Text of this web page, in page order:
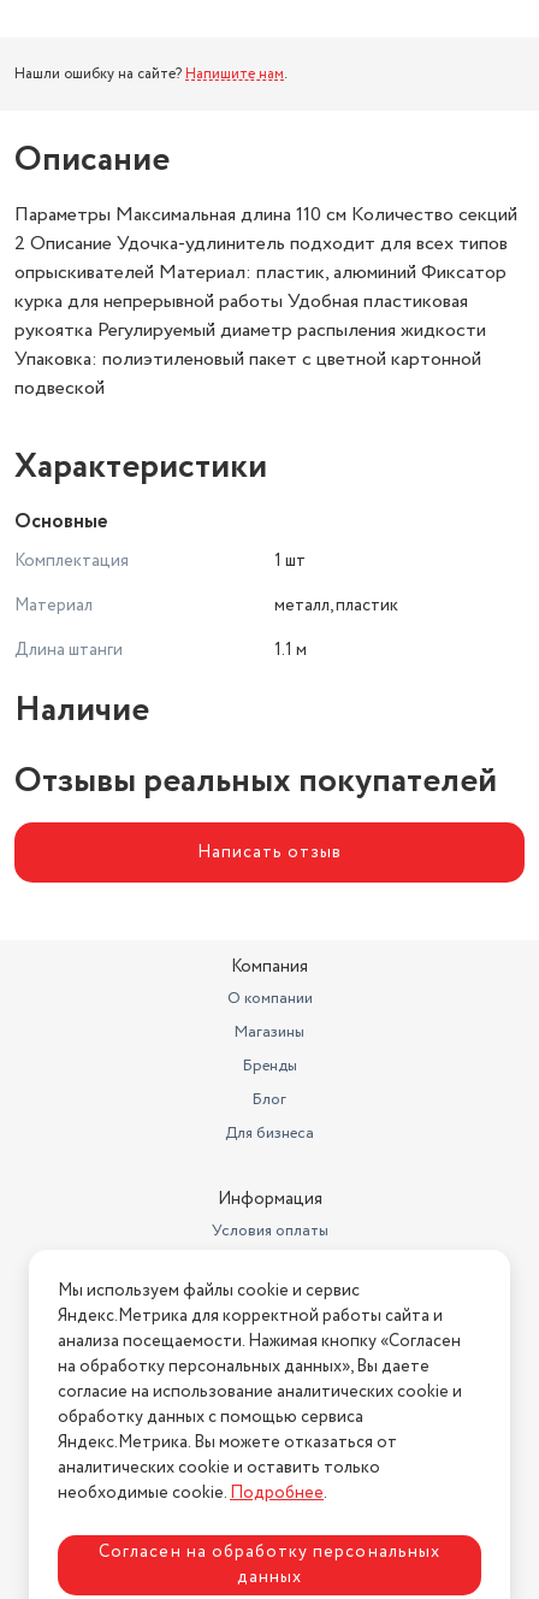
Нашли ошибку на сайте? Напишите нам.
Описание
Параметры Максимальная длина 110 см Количество секций
2 Описание Удочка-удлинитель подходит для всех типов
опрыскивателей Материал: пластик, алюминий Фиксатор
курка для непрерывной работы Удобная пластиковая
рукоятка Регулируемый диаметр распыления жидкости
Упаковка: полиэтиленовый пакет с цветной картонной
подвеской
Характеристики
Основные
Комплектация
1 шт
Материал
металл, пластик
Длина штанги
1.1 м
Наличие
Отзывы реальных покупателей
Написать отзыв
Компания
О компании
Магазины
Бренды
Блог
Для бизнеса
Информация
Условия оплаты
Условия возврата
Нашли ошибку на сайте? Напишите нам
2026 © Интернет-магазин "АстМаркет". У нас есть всё!
Политика конфиденциальности
Мы используем файлы cookie и сервис
Яндекс.Метрика для корректной работы сайта и
анализа посещаемости. Нажимая кнопку «Согласен
на обработку персональных данных», Вы даете
согласие на использование аналитических cookie и
обработку данных с помощью сервиса
Яндекс.Метрика. Вы можете отказаться от
аналитических cookie и оставить только
необходимые cookie.Подробнее.
Согласен на обработку персональных
данных